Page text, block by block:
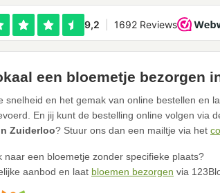
een bloemetje bezorgen
en het gemak van online bestellen en
En jij kunt de bestelling online volgen via
Zuiderloo? Stuur ons dan een mailtje via het
naar een bloemetje zonder specifieke plaats?
aanbod en laat bloemen bezorgen via